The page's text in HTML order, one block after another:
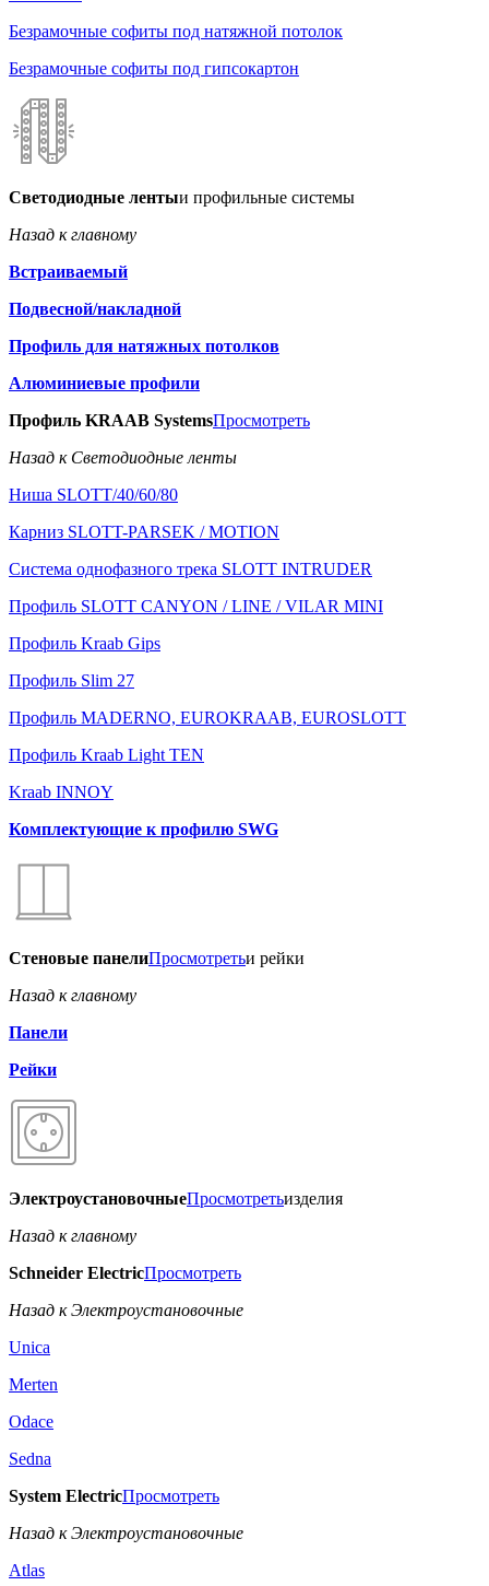
Безрамочные софиты под натяжной потолок
Безрамочные софиты под гипсокартон
Светодиодные лентыи профильные системы
Назад к главному
Встраиваемый
Подвесной/накладной
Профиль для натяжных потолков
Алюминиевые профили
Профиль KRAAB SystemsПросмотреть
Назад к Светодиодные ленты
Ниша SLOTT/40/60/80
Карниз SLOTT-PARSEK / MOTION
Система однофазного трека SLOTT INTRUDER
Профиль SLOTT CANYON / LINE / VILAR MINI
Профиль Kraab Gips
Профиль Slim 27
Профиль MADERNO, EUROKRAAB, EUROSLOTT
Профиль Kraab Light TEN
Kraab INNOY
Комплектующие к профилю SWG
Стеновые панелиПросмотретьи рейки
Назад к главному
Панели
Рейки
ЭлектроустановочныеПросмотретьизделия
Назад к главному
Schneider ElectricПросмотреть
Назад к Электроустановочные
Unica
Merten
Odace
Sedna
System ElectricПросмотреть
Назад к Электроустановочные
Atlas